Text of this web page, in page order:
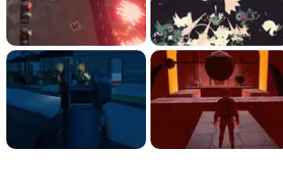
フォートナイト風の建...
フォートナイト風の建築バ
ラウザTPS。
ソロとチーム戦を様々...
お手軽に対戦バトルを楽し